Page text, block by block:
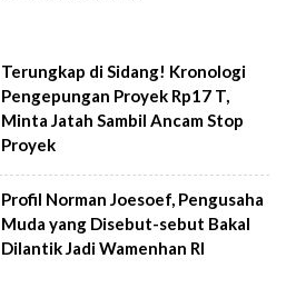
Terungkap di Sidang! Kronologi
Pengepungan Proyek Rp17 T,
Minta Jatah Sambil Ancam Stop
Proyek
Profil Norman Joesoef, Pengusaha
Muda yang Disebut-sebut Bakal
Dilantik Jadi Wamenhan RI